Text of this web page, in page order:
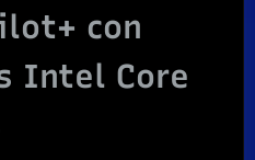
con
Intel Core